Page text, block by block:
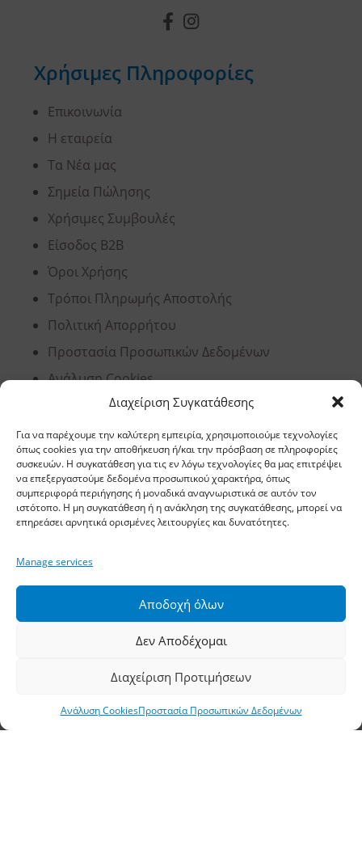
Διαχείριση Συγκατάθεσης
Για να παρέχουμε την καλύτερη εμπειρία, χρησιμοποιούμε τεχνολογίες
όπως cookies για την αποθήκευση ή/και την πρόσβαση σε πληροφορίες
συσκευών. Η συγκατάθεση για τις εν λόγω τεχνολογίες θα μας επιτρέψει
να επεξεργαστούμε δεδομένα προσωπικού χαρακτήρα, όπως
συμπεριφορά περιήγησης ή μοναδικά αναγνωριστικά σε αυτόν τον
ιστότοπο. Η μη συγκατάθεση ή η ανάκληση της συγκατάθεσης, μπορεί να
επηρεάσει αρνητικά ορισμένες λειτουργίες και δυνατότητες.
Manage services
Αποδοχή όλων
Δεν Αποδέχομαι
Διαχείριση Προτιμήσεων
Ανάλυση CookiesΠροστασία Προσωπικών Δεδομένων
Χρήσιμες Πληροφορίες
Επικοινωνία
Η εταιρεία
Τα Νέα μας
Σημεία Πώλησης
Χρήσιμες Συμβουλές
Είσοδος B2B
Όροι Χρήσης
Τρόποι Πληρωμής Αποστολής
Πολιτική Απορρήτου
Προστασία Προσωπικών Δεδομένων
Ανάλυση Cookies
Έδρα, Θεσσαλονίκη
Διεύθυνση: 11,5 χλμ Ε.Ο. Θεσσαλονίκης –
Αθηνών, Σίνδος, ΤΚ 57400, ΤΘ 1251
waterpik@otenet.gr